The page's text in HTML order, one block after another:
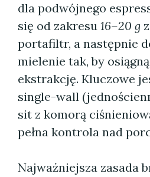
dla podwójnego
się od zakresu 16–20 g
portafiltr, a następnie
mielenie tak, by
ekstrakcję. Kluczowe
single-wall
sit z komorą
pełna kontrola nad
Najważniejsza zasada